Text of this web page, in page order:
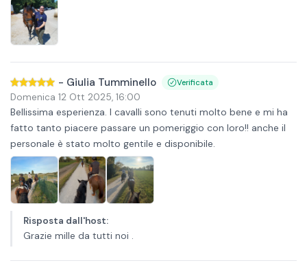
- Giulia Tumminello Verificata
Domenica 12 Ott 2025, 16:00
Bellissima esperienza. I cavalli sono tenuti molto bene e mi ha
fatto tanto piacere passare un pomeriggio con loro!! anche il
personale è stato molto gentile e disponibile.
Risposta dall'host:
Grazie mille da tutti noi .